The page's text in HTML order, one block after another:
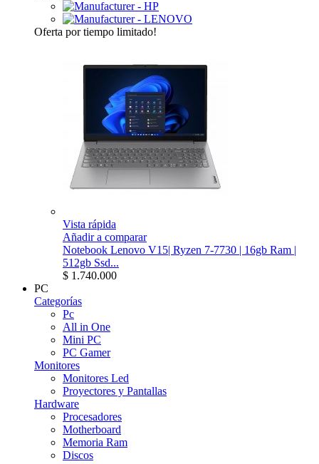
Oferta por tiempo limitado!
Vista rápida
Añadir a comparar
Notebook Lenovo V15| Ryzen 7-7730 | 16gb Ram |
512gb Ssd...
$ 1.740.000
PC
Categorías
Pc
All in One
Mini PC
PC Gamer
Monitores
Monitores Led
Proyectores y Pantallas
Hardware
Procesadores
Motherboard
Memoria Ram
Discos